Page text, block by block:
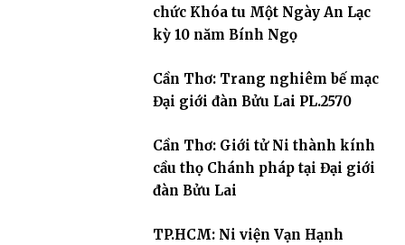
chức Khóa tu Một Ngày An Lạc
kỳ 10 năm Bính Ngọ
Cần Thơ: Trang nghiêm bế mạc
Đại giới đàn Bửu Lai PL.2570
Cần Thơ: Giới tử Ni thành kính
cầu thọ Chánh pháp tại Đại giới
đàn Bửu Lai
TP.HCM: Ni viện Vạn Hạnh